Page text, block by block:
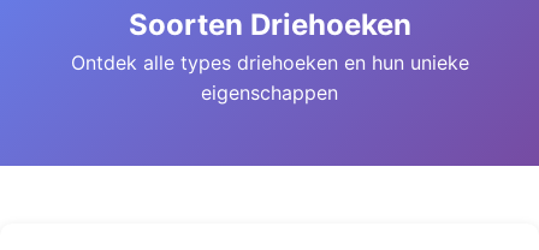
Soorten Driehoeken
Ontdek alle types driehoeken en hun unieke
eigenschappen